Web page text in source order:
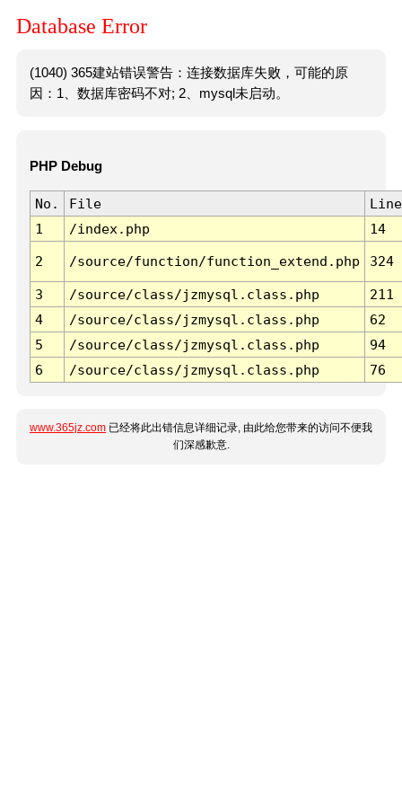
Database Error
(1040) 365建站错误警告：连接数据库失败，可能的原
因：1、数据库密码不对; 2、mysql未启动。
PHP Debug
No. File
Line
1
/index.php 14
2 /source/function/function_extend.php 324
3 /source/class/jzmysql.class.php
211
4
/source/class/jzmysql.class.php
62
5
/source/class/jzmysql.class.php
94
6
/source/class/jzmysql.class.php 76
www.365jz.com 已经将此出错信息详细记录, 由此给您带来的访问不便我
们深感歉意.